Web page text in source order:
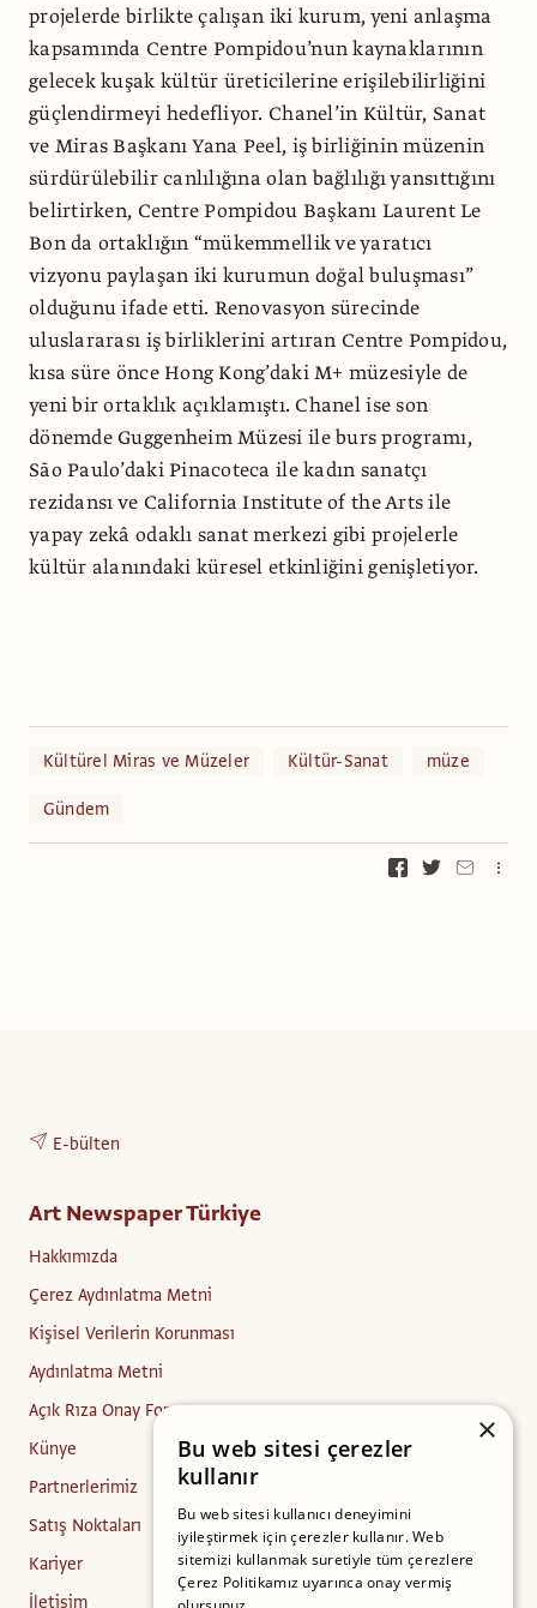
projelerde birlikte çalışan iki kurum, yeni anlaşma
kapsamında Centre Pompidou’nun kaynaklarının
gelecek kuşak kültür üreticilerine erişilebilirliğini
güçlendirmeyi hedefliyor. Chanel’in Kültür, Sanat
ve Miras Başkanı Yana Peel, iş birliğinin müzenin
sürdürülebilir canlılığına olan bağlılığı yansıttığını
belirtirken, Centre Pompidou Başkanı Laurent Le
Bon da ortaklığın “mükemmellik ve yaratıcı
vizyonu paylaşan iki kurumun doğal buluşması”
olduğunu ifade etti. Renovasyon sürecinde
uluslararası iş birliklerini artıran Centre Pompidou,
kısa süre önce Hong Kong’daki M+ müzesiyle de
yeni bir ortaklık açıklamıştı. Chanel ise son
dönemde Guggenheim Müzesi ile burs programı,
São Paulo’daki Pinacoteca ile kadın sanatçı
rezidansı ve California Institute of the Arts ile
yapay zekâ odaklı sanat merkezi gibi projelerle
kültür alanındaki küresel etkinliğini genişletiyor.
Kültürel Miras ve Müzeler Kültür-Sanat
müze
Gündem
E-bülten
Art Newspaper Türkiye
Hakkımızda
Çerez Aydınlatma Metni
Kişisel Verilerin Korunması
Aydınlatma Metni
Açık Rıza Onay Formu
Künye
Partnerlerimiz
Satış Noktaları
Kariyer
İletişim
×
Bu web sitesi çerezler
kullanır
Bu web sitesi kullanıcı deneyimini
iyileştirmek için çerezler kullanır. Web
sitemizi kullanmak suretiyle tüm çerezlere
Çerez Politikamız uyarınca onay vermiş